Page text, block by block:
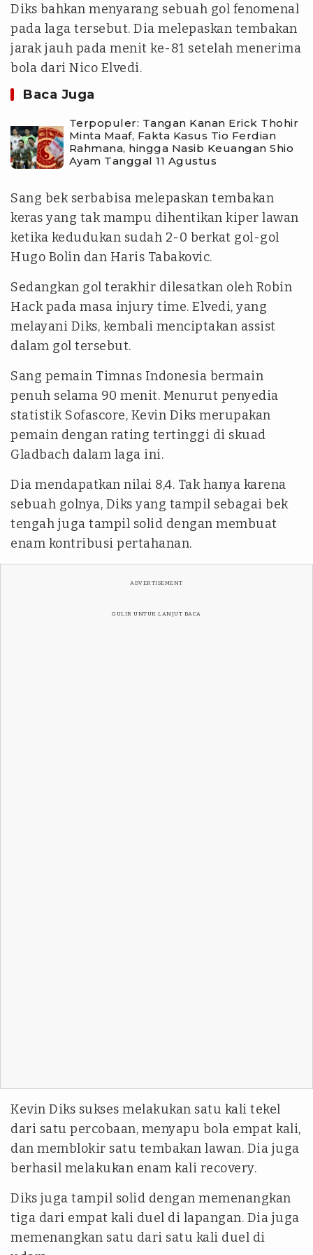
Diks bahkan menyarang sebuah gol fenomenal
pada laga tersebut. Dia melepaskan tembakan
jarak jauh pada menit ke-81 setelah menerima
bola dari Nico Elvedi.
Baca Juga
Terpopuler: Tangan Kanan Erick Thohir
Minta Maaf, Fakta Kasus Tio Ferdian
Rahmana, hingga Nasib Keuangan Shio
Ayam Tanggal 11 Agustus
Sang bek serbabisa melepaskan tembakan
keras yang tak mampu dihentikan kiper lawan
ketika kedudukan sudah 2-0 berkat gol-gol
Hugo Bolin dan Haris Tabakovic.
Sedangkan gol terakhir dilesatkan oleh Robin
Hack pada masa injury time. Elvedi, yang
melayani Diks, kembali menciptakan assist
dalam gol tersebut.
Sang pemain Timnas Indonesia bermain
penuh selama 90 menit. Menurut penyedia
statistik Sofascore, Kevin Diks merupakan
pemain dengan rating tertinggi di skuad
Gladbach dalam laga ini.
Dia mendapatkan nilai 8,4. Tak hanya karena
sebuah golnya, Diks yang tampil sebagai bek
tengah juga tampil solid dengan membuat
enam kontribusi pertahanan.
ADVERTISEMENT
GULIR UNTUK LANJUT BACA
Kevin Diks sukses melakukan satu kali tekel
dari satu percobaan, menyapu bola empat kali,
dan memblokir satu tembakan lawan. Dia juga
berhasil melakukan enam kali recovery.
Diks juga tampil solid dengan memenangkan
tiga dari empat kali duel di lapangan. Dia juga
memenangkan satu dari satu kali duel di